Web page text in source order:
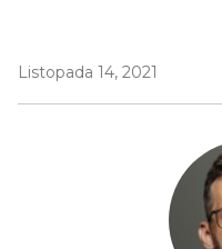
Listopada 14, 2021